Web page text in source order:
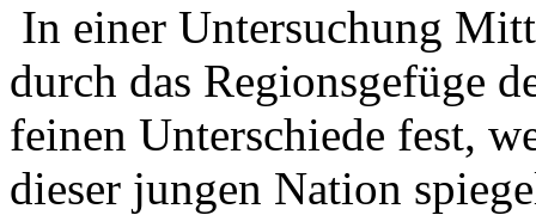
In einer Untersuchung
durch das Regionsgefüge
feinen Unterschiede fest,
dieser jungen Nation